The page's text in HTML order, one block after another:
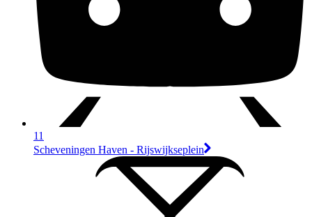
11
Scheveningen Haven - Rijswijkseplein